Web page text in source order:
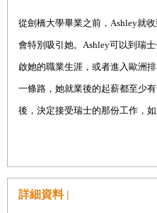
從劍橋大學畢業之前， Ashley就
會特別吸引她。 Ashley可以到瑞
啟她的職業生涯，或者進入歐洲
一條路，她就業後的起薪都至少有
後，決定接受瑞士的那份工作，
不過是「一座歐洲小鎮」，於是
到設在新加坡的分公司上班。
她在新加坡要支付的稅金也比較
詳細資料 |